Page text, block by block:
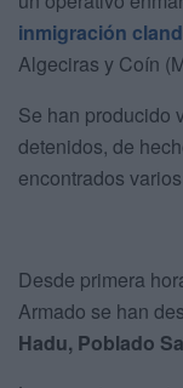
inmigración
Algeciras y Coín
Se han producido
detenidos, de
encontrados
Desde primera
Armado se han
Hadu, Poblado